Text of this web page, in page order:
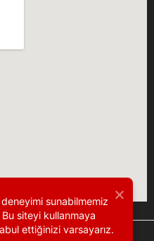
sunabilmemiz
siteyi kullanmaya
ettiğinizi varsayarız.